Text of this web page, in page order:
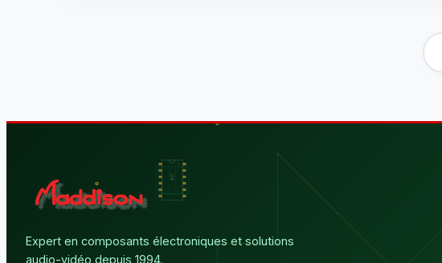
Expert en composants électroniques et solutions
audio-vidéo depuis 1994.